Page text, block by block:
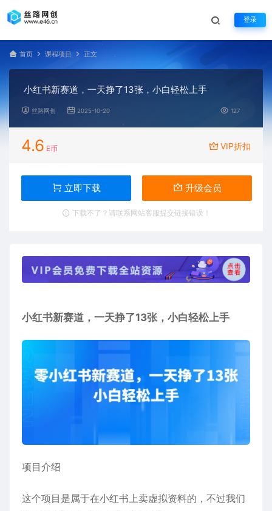
登录
首页 课程项目 正文
小红书新赛道，一天挣了13张，小白轻松上手
丝路网创 2025-10-20 127
4.6 E币 VIP折扣
立即下载 升级会员
下载不了？请联系网站客服提交链接错误！
小红书新赛道，一天挣了13张，小白轻松上手
项目介绍
这个项目是属于在小红书上卖虚拟资料的，不过我们